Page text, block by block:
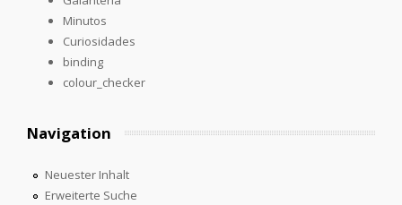
Minutos
Curiosidades
binding
colour_checker
Navigation
Neuester Inhalt
Erweiterte Suche